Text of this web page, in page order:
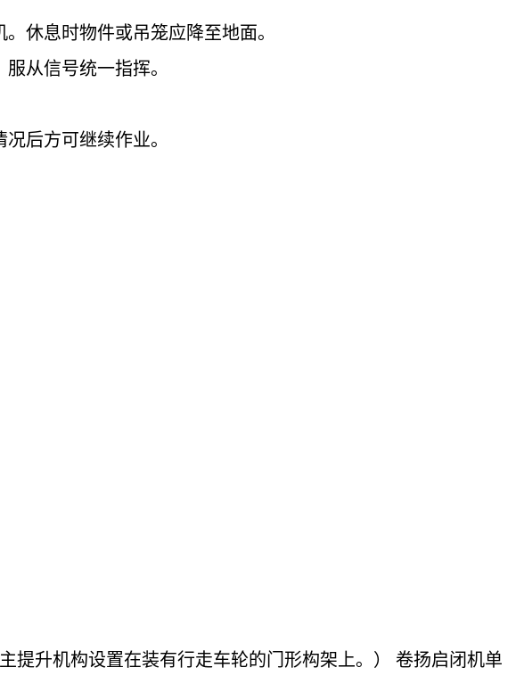
。休息时物件或吊笼应降至地面。
，服从信号统一指挥。
后方可继续作业。
提升机构设置在装有行走车轮的门形构架上。） 卷扬启闭机单